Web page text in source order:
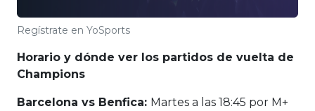
Regístrate en YoSports
Horario y dónde ver los partidos de vuelta de
Champions
Barcelona vs Benfica: Martes a las 18:45 por M+